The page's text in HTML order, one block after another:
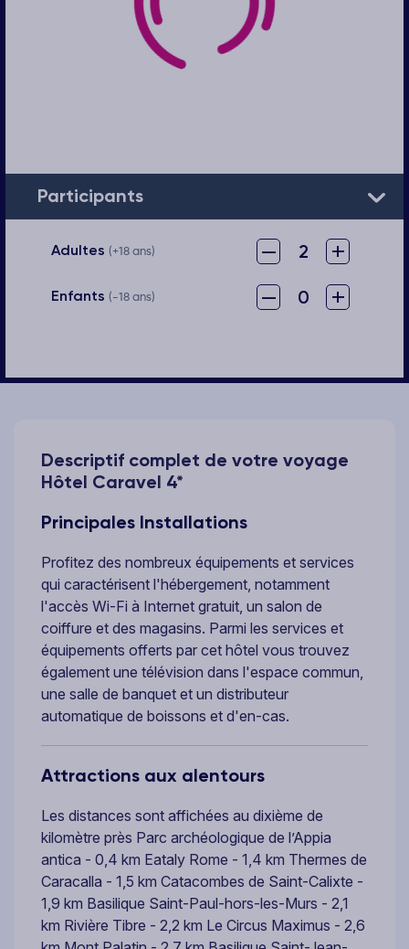
Participants
Adultes (+18 ans) – 2 +
Enfants (-18 ans) – 0 +
Descriptif complet de votre voyage
Hôtel Caravel 4*
Principales Installations
Profitez des nombreux équipements et services
qui caractérisent l'hébergement, notamment
l'accès Wi-Fi à Internet gratuit, un salon de
coiffure et des magasins. Parmi les services et
équipements offerts par cet hôtel vous trouvez
également une télévision dans l'espace commun,
une salle de banquet et un distributeur
automatique de boissons et d'en-cas.
Attractions aux alentours
Les distances sont affichées au dixième de
kilomètre près Parc archéologique de l’Appia
antica - 0,4 km Eataly Rome - 1,4 km Thermes de
Caracalla - 1,5 km Catacombes de Saint-Calixte -
1,9 km Basilique Saint-Paul-hors-les-Murs - 2,1
km Rivière Tibre - 2,2 km Le Circus Maximus - 2,6